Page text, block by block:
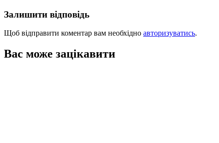
Залишити відповідь
Щоб відправити коментар вам необхідно авторизуватись.
Вас може зацікавити